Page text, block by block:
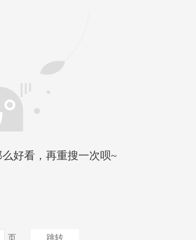
好看，再重搜一次呗~
页 跳转